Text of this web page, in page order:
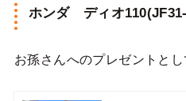
ホンダ ディオ
お孫さんへのプレゼントとし